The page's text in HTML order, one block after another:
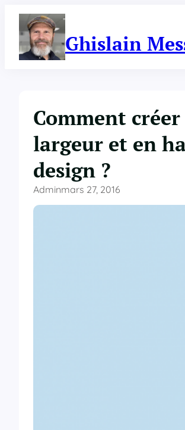
contenu
Ghislain
Comment
largeur et en
design ?
Adminmars 27, 2016